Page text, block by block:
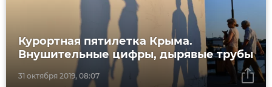
31 октября 2019, 08:07
Курортная пятилетка Крыма.
Внушительные цифры, дырявые трубы